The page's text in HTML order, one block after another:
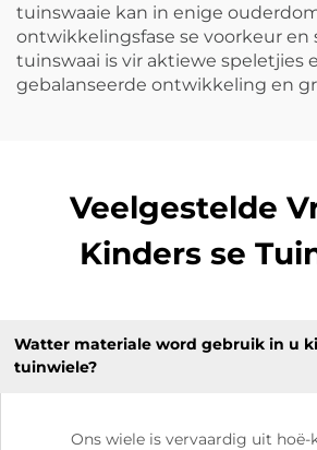
tuinswaaie kan in enige
ontwikkelingsfase se voorkeur en
tuinswaai is vir aktiewe speletjies
gebalanseerde ontwikkeling en
Veelgestelde
Kinders se
Watter materiale word gebruik in u
tuinwiele?
Ons wiele is vervaardig uit